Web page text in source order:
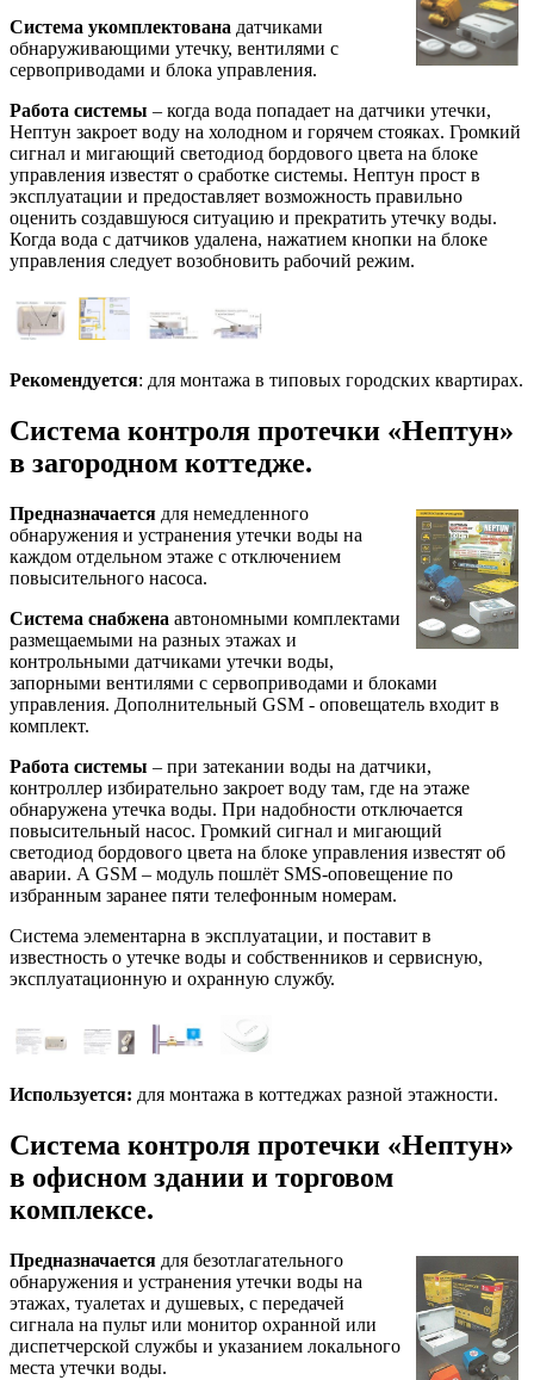
Система укомплектована датчиками
обнаруживающими утечку, вентилями с
сервоприводами и блока управления.
Работа системы – когда вода попадает на датчики утечки,
Нептун закроет воду на холодном и горячем стояках. Громкий
сигнал и мигающий светодиод бордового цвета на блоке
управления известят о сработке системы. Нептун прост в
эксплуатации и предоставляет возможность правильно
оценить создавшуюся ситуацию и прекратить утечку воды.
Когда вода с датчиков удалена, нажатием кнопки на блоке
управления следует возобновить рабочий режим.
Рекомендуется: для монтажа в типовых городских квартирах.
Система контроля протечки «Нептун»
в загородном коттедже.
Предназначается для немедленного
обнаружения и устранения утечки воды на
каждом отдельном этаже с отключением
повысительного насоса.
Система снабжена автономными комплектами
размещаемыми на разных этажах и
контрольными датчиками утечки воды,
запорными вентилями с сервоприводами и блоками
управления. Дополнительный GSM - оповещатель входит в
комплект.
Работа системы – при затекании воды на датчики,
контроллер избирательно закроет воду там, где на этаже
обнаружена утечка воды. При надобности отключается
повысительный насос. Громкий сигнал и мигающий
светодиод бордового цвета на блоке управления известят об
аварии. А GSM – модуль пошлёт SMS-оповещение по
избранным заранее пяти телефонным номерам.
Система элементарна в эксплуатации, и поставит в
известность о утечке воды и собственников и сервисную,
эксплуатационную и охранную службу.
Используется: для монтажа в коттеджах разной этажности.
Система контроля протечки «Нептун»
в офисном здании и торговом
комплексе.
Предназначается для безотлагательного
обнаружения и устранения утечки воды на
этажах, туалетах и душевых, с передачей
сигнала на пульт или монитор охранной или
диспетчерской службы и указанием локального
места утечки воды.